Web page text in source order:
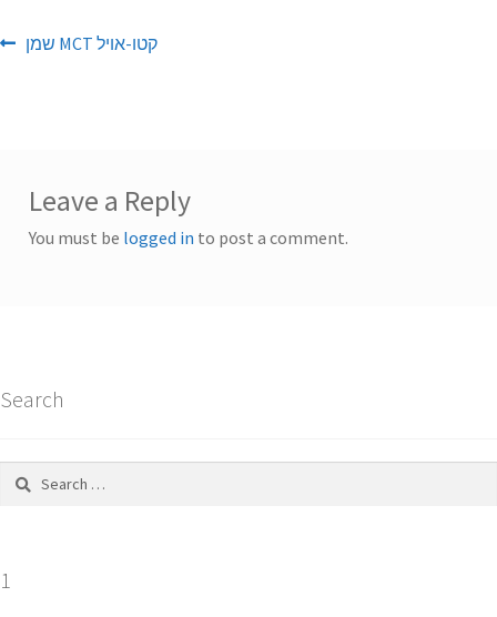
PostPrevious שמן MCT קטו-אויל
Leave a Reply
You must be logged in to post a comment.
Search
Search
1